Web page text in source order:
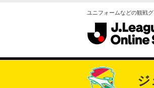
ユニフォームなどの観戦
ジ